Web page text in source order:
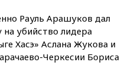
Рауль Арашуков дал
убийство лидера
Хасэ» Аслана Жукова и
Черкесии Бориса